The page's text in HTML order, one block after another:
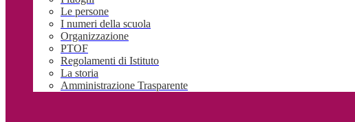
Le persone
I numeri della scuola
Organizzazione
PTOF
Regolamenti di Istituto
La storia
Amministrazione Trasparente